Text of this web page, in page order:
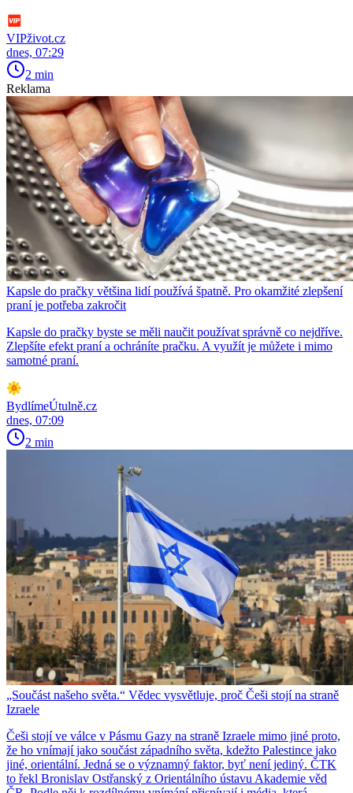
VIPživot.cz
dnes, 07:29
2 min
Reklama
Kapsle do pračky většina lidí používá špatně. Pro okamžité zlepšení
praní je potřeba zakročit
Kapsle do pračky byste se měli naučit používat správně co nejdříve.
Zlepšíte efekt praní a ochráníte pračku. A využít je můžete i mimo
samotné praní.
BydlímeÚtulně.cz
dnes, 07:09
2 min
„Součást našeho světa.“ Vědec vysvětluje, proč Češi stojí na straně
Izraele
Češi stojí ve válce v Pásmu Gazy na straně Izraele mimo jiné proto,
že ho vnímají jako součást západního světa, kdežto Palestince jako
jiné, orientální. Jedná se o významný faktor, byť není jediný. ČTK
to řekl Bronislav Ostřanský z Orientálního ústavu Akademie věd